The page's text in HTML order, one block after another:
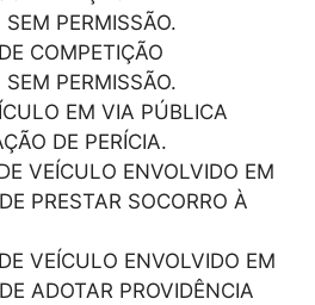
PERMISSÃO.
COMPETIÇÃO
PERMISSÃO.
EM VIA PÚBLICA
DE PERÍCIA.
VEÍCULO ENVOLVIDO EM
PRESTAR SOCORRO À
VEÍCULO ENVOLVIDO EM
ADOTAR PROVIDÊNCIA